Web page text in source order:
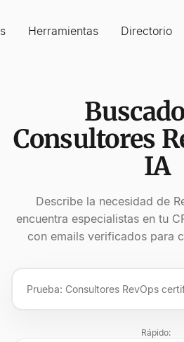
Herramientas Directorio
Consultores
IA
Describe la necesidad de
encuentra especialistas en tu
con emails verificados para
Rápido: